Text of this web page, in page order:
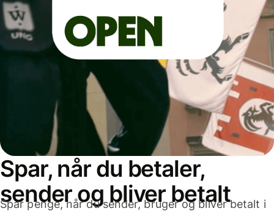
Spar, når du betaler,
sender og bliver betalt
Spar penge, når du sender, bruger og bliver betalt i